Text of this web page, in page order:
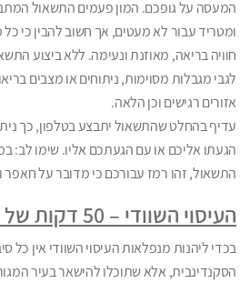
המעסה על גופכם. המון פעמים התשאול
ומטריד עבור לא מעטים, אך חשוב להבין כי
חוויה בריאה, מאוזנת ונעימה. ללא ביצוע
לגבי מגבלות מסוימות, ניתוחים או מצבים
אזורים רגישים וכן הלאה.
עדיף בהחלט שהתשאול יתבצע בטלפון, כך
הגעתו אליכם או עם הגעתכם אליו. שימו
התשאול, זהו רמז עבורכם כי מדובר על חאפר
העיסוי השוודי – 50 דקות של הנאה צרופה:
בכדי ליהנות מנפלאות העיסוי השוודי אין כל
הסקנדינבית, אלא שתוכלו להישאר בעיר